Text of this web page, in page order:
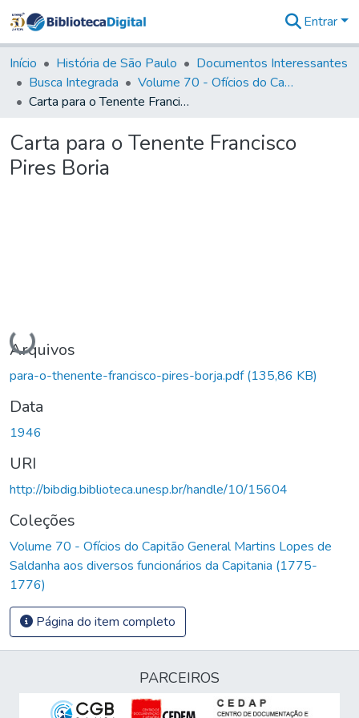
&
Coleções
Tudo na
Biblioteca
Estatísticas
Entrar
Início História de São Paulo
Documentos Interessantes
Busca Integrada
Volume 70 - Ofícios do Capitão General Martins Lopes de Saldanha aos diversos funcionários da Capitania (1775-1776)
Carta para o Tenente Francisco Pires Boria
Carta para o Tenente Francisco
Pires Boria
Carregando...
Arquivos
para-o-thenente-francisco-pires-borja.pdf(135,86 KB)
Data
1946
URI
http://bibdig.biblioteca.unesp.br/handle/10/15604
Coleções
Volume 70 - Ofícios do Capitão General Martins Lopes de
Saldanha aos diversos funcionários da Capitania (1775-
1776)
Página do item completo
PARCEIROS